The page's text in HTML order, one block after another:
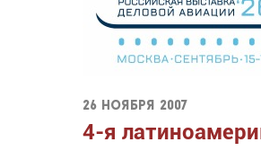
26 ноября 2007
4-я